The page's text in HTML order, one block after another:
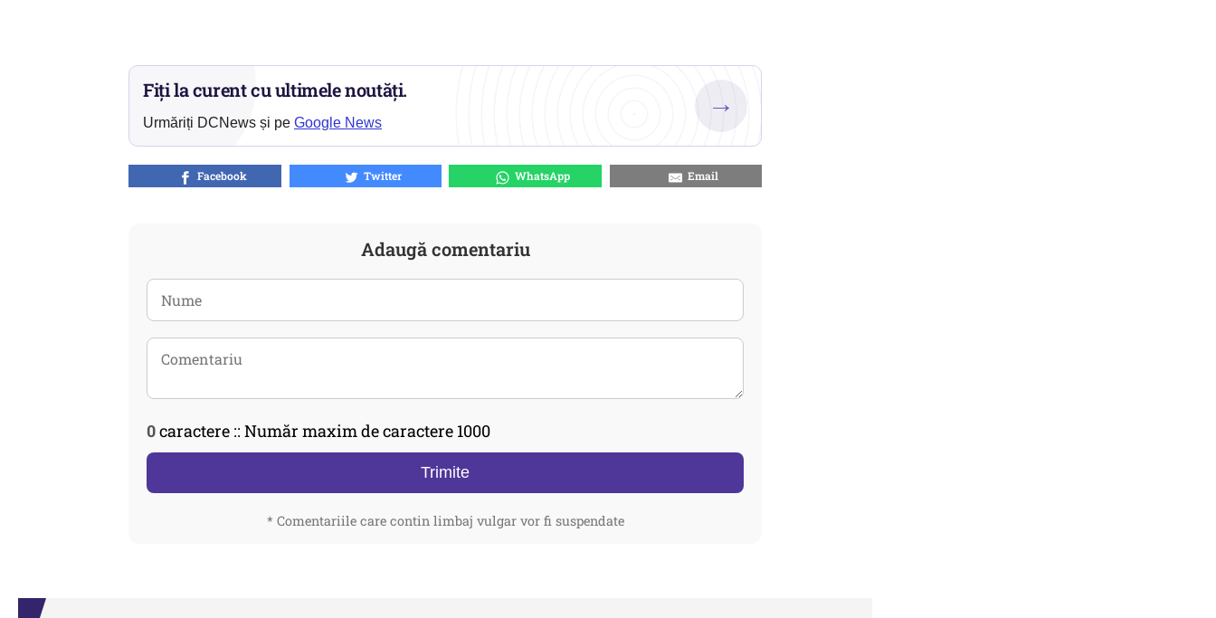
Fiți la curent cu ultimele noutăți.
Urmăriți DCNews și pe Google News
→
Facebook Twitter WhatsApp Email
Adaugă comentariu
0caractere :: Număr maxim de caractere 1000
Trimite
* Comentariile care contin limbaj vulgar vor fi suspendate